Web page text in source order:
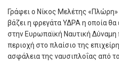
Γράφει ο Νίκος Μελέτης
βάζει η φρεγάτα ΥΔΡΑ η οποία θα
στην Ευρωπαϊκή Ναυτική Δύναμη
περιοχή στο πλαίσιο της
ασφάλεια της ναυσιπλοΐας από